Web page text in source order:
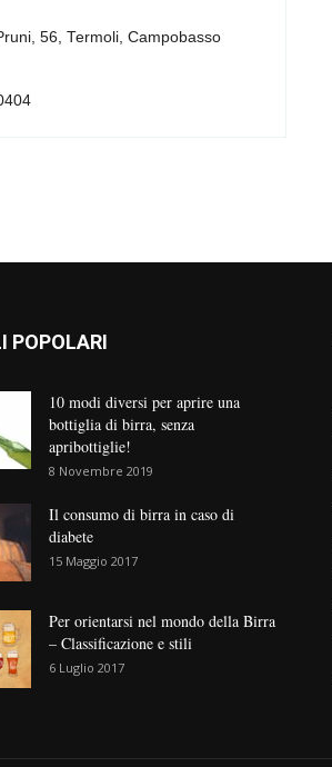
56, Termoli, Campobasso
POPOLARI
10 modi diversi per aprire una
bottiglia di birra, senza
apribottiglie!
8 Novembre 2019
Il consumo di birra in caso di
diabete
15 Maggio 2017
Per orientarsi nel mondo della Birra
– Classificazione e stili
6 Luglio 2017